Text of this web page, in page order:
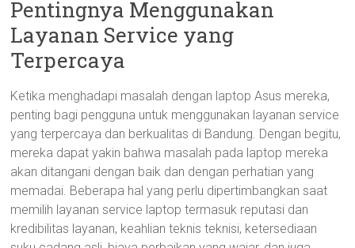
Pentingnya Menggunakan
Layanan Service yang
Terpercaya
Ketika menghadapi masalah dengan laptop Asus mereka,
penting bagi pengguna untuk menggunakan layanan service
yang terpercaya dan berkualitas di Bandung. Dengan begitu,
mereka dapat yakin bahwa masalah pada laptop mereka
akan ditangani dengan baik dan dengan perhatian yang
memadai. Beberapa hal yang perlu dipertimbangkan saat
memilih layanan service laptop termasuk reputasi dan
kredibilitas layanan, keahlian teknis teknisi, ketersediaan